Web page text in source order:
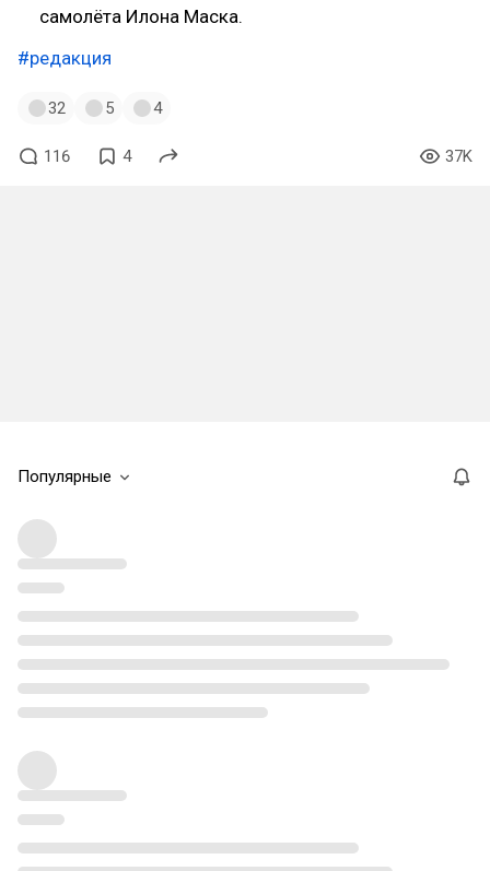
самолёта Илона Маска.
#редакция
32 5 4
116 4 37K
Популярные